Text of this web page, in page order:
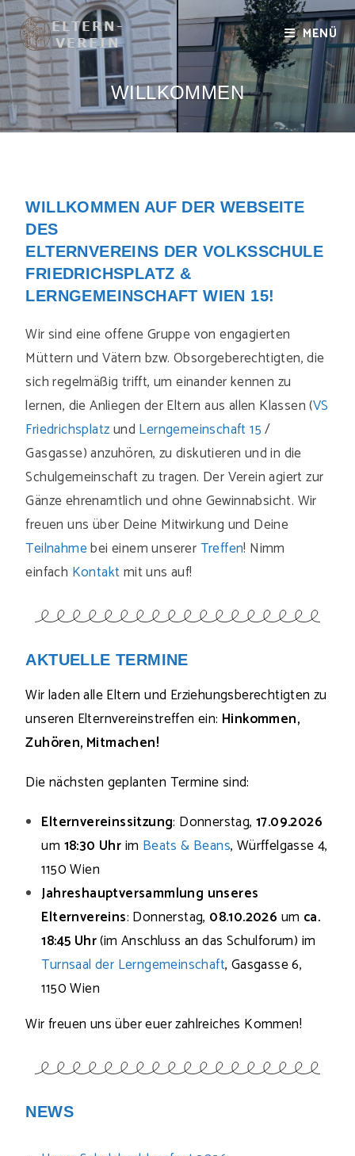
MENÜ
WILLKOMMEN
WILLKOMMEN AUF DER WEBSEITE
DES
ELTERNVEREINS DER VOLKSSCHULE
FRIEDRICHSPLATZ &
LERNGEMEINSCHAFT WIEN 15!
Wir sind eine offene Gruppe von engagierten
Müttern und Vätern bzw. Obsorgeberechtigten, die
sich regelmäßig trifft, um einander kennen zu
lernen, die Anliegen der Eltern aus allen Klassen (VS
Friedrichsplatzund Lerngemeinschaft 15/
Gasgasse) anzuhören, zu diskutieren und in die
Schulgemeinschaft zu tragen. Der Verein agiert zur
Gänze ehrenamtlich und ohne Gewinnabsicht. Wir
freuen uns über Deine Mitwirkung und Deine
Teilnahmebei einem unsererTreffen! Nimm
einfach Kontaktmit uns auf!
AKTUELLE TERMINE
Wir laden alle Eltern und Erziehungsberechtigten zu
unseren Elternvereinstreffen ein: Hinkommen,
Zuhören, Mitmachen!
Die nächsten geplanten Termine sind:
Elternvereinssitzung: Donnerstag,17.09.2026
um 18:30 Uhrim Beats & Beans, Würffelgasse 4,
1150 Wien
Jahreshauptversammlung unseres
Elternvereins: Donnerstag, 08.10.2026 um ca.
18:45 Uhr(im Anschluss an das Schulforum) im
Turnsaal der Lerngemeinschaft, Gasgasse 6,
1150 Wien
Wir freuen uns über euer zahlreiches Kommen!
NEWS